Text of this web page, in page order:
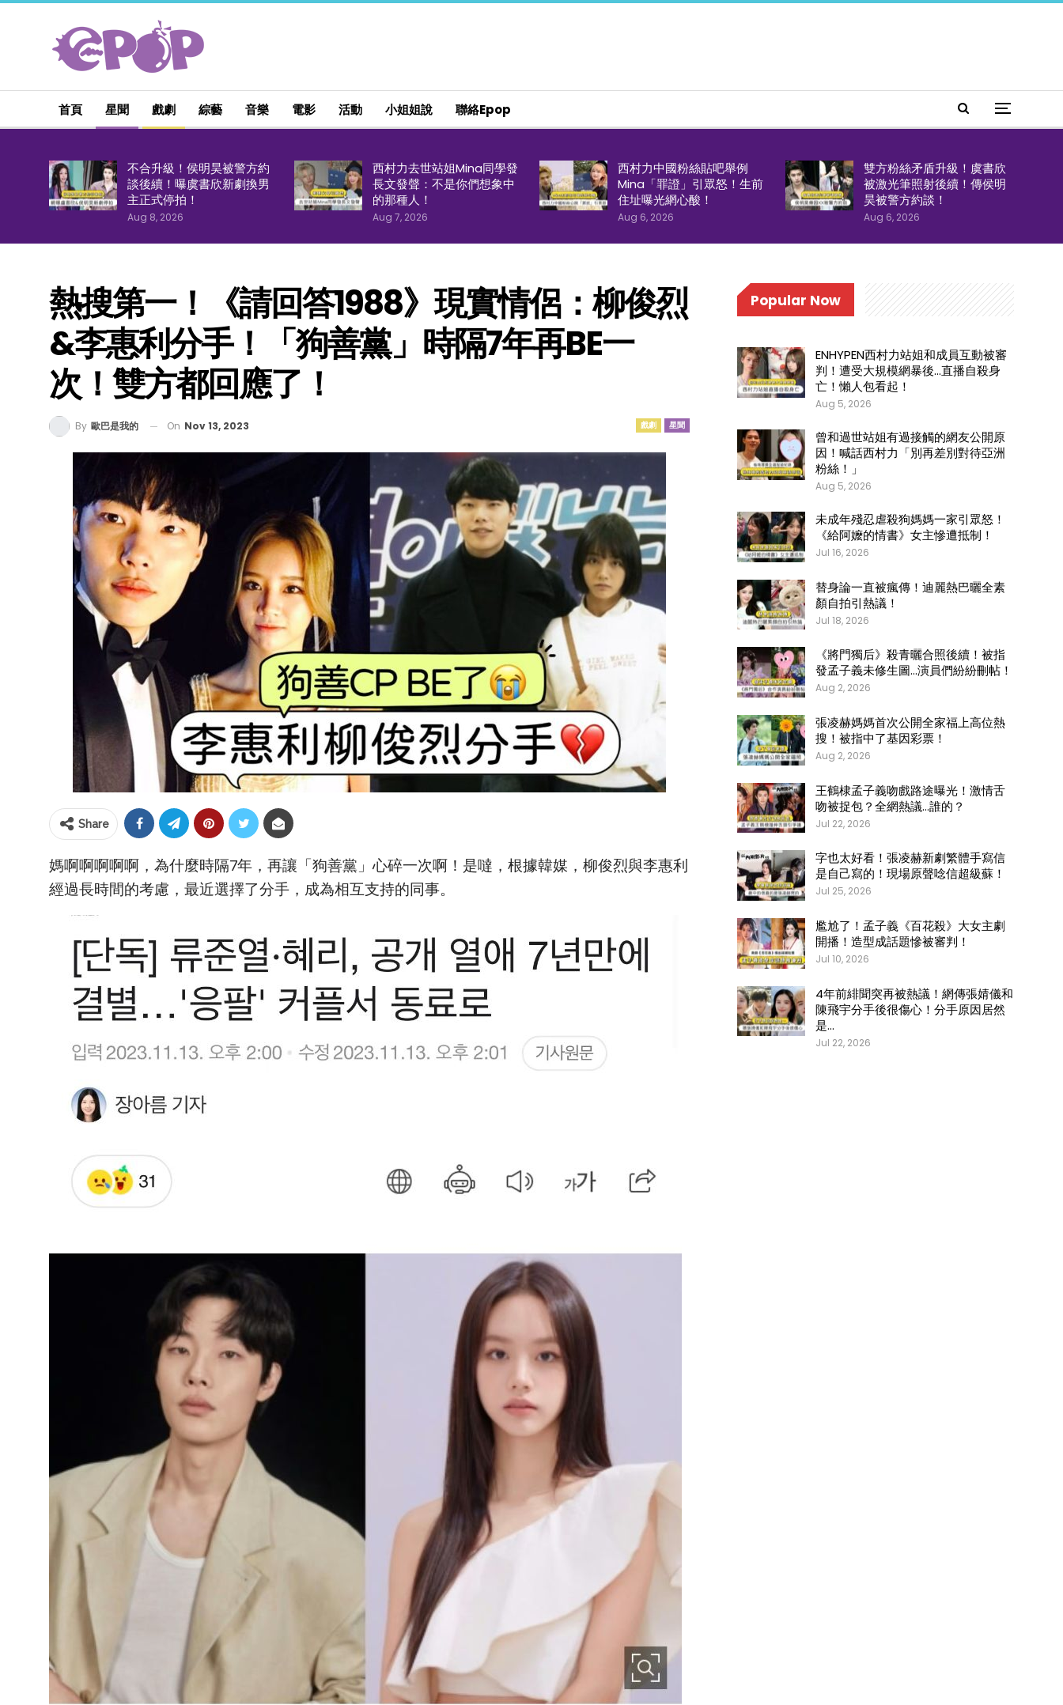
首頁 星聞 戲劇 綜藝 音樂 電影 活動 小姐姐說 聯絡epop
不合升級！侯明昊被警方約
談後續！曝虞書欣新劇換男
主正式停拍！
Aug 8, 2026
西村力去世站姐Mina同學發
長文發聲：不是你們想象中
的那種人！
Aug 7, 2026
西村力中國粉絲貼吧舉例
Mina「罪證」引眾怒！生前
住址曝光網心酸！
Aug 6, 2026
雙方粉絲矛盾升級！虞書欣
被激光筆照射後續！傳侯明
昊被警方約談！
Aug 6, 2026
熱搜第一！《請回答1988》現實情侶：柳俊烈
&李惠利分手！「狗善黨」時隔7年再BE一
次！雙方都回應了！
戲劇 星聞
By 歐巴是我的 On Nov 13, 2023
Share
媽啊啊啊啊啊，為什麼時隔7年，再讓「狗善黨」心碎一次啊！是噠，根據韓媒，柳俊烈與李惠利
經過長時間的考慮，最近選擇了分手，成為相互支持的同事。
Popular Now
ENHYPEN西村力站姐和成員互動被審
判！遭受大規模網暴後…直播自殺身
亡！懶人包看起！
Aug 5, 2026
曾和過世站姐有過接觸的網友公開原
因！喊話西村力「別再差別對待亞洲
粉絲！」
Aug 5, 2026
未成年殘忍虐殺狗媽媽一家引眾怒！
《給阿嬤的情書》女主慘遭抵制！
Jul 16, 2026
替身論一直被瘋傳！迪麗熱巴曬全素
顏自拍引熱議！
Jul 18, 2026
《將門獨后》殺青曬合照後續！被指
發孟子義未修生圖…演員們紛紛刪帖！
Aug 2, 2026
張凌赫媽媽首次公開全家福上高位熱
搜！被指中了基因彩票！
Aug 2, 2026
王鶴棣孟子義吻戲路途曝光！激情舌
吻被捉包？全網熱議…誰的？
Jul 22, 2026
字也太好看！張凌赫新劇繁體手寫信
是自己寫的！現場原聲唸信超級蘇！
Jul 25, 2026
尷尬了！孟子義《百花殺》大女主劇
開播！造型成話題慘被審判！
Jul 10, 2026
4年前緋聞突再被熱議！網傳張婧儀和
陳飛宇分手後很傷心！分手原因居然
是…
Jul 22, 2026